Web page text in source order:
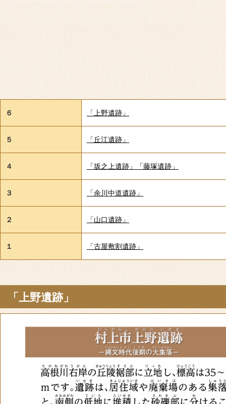
６ 「上野遺跡」
５ 「丘江遺跡」
４ 「坂之上遺跡」「藤塚遺跡」
３ 「余川中道遺跡」
２ 「山口遺跡」
１ 「古屋敷割遺跡」
「上野遺跡」